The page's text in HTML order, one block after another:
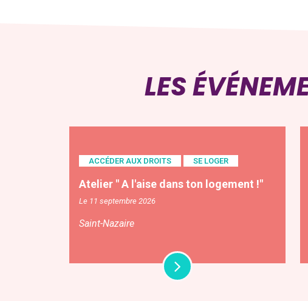
LES
ACCÉDER AUX DROITS SE LOGER
Atelier " A l'aise dans ton logement !"
Le 11 septembre 2026
Saint-Nazaire